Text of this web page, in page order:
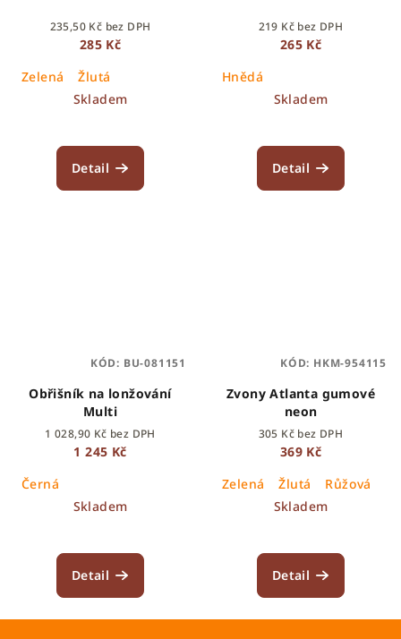
235,50 Kč bez DPH
285 Kč
Zelená
Žlutá
Skladem
Detail
219 Kč bez DPH
265 Kč
Hnědá
Skladem
Detail
Obřišník na lonžování
Multi
1 028,90 Kč bez DPH
1 245 Kč
Černá
Skladem
Detail
KÓD: BU-081151
Zvony Atlanta gumové
neon
305 Kč bez DPH
369 Kč
Zelená
Žlutá
Růžová
Skladem
Detail
KÓD: HKM-954115